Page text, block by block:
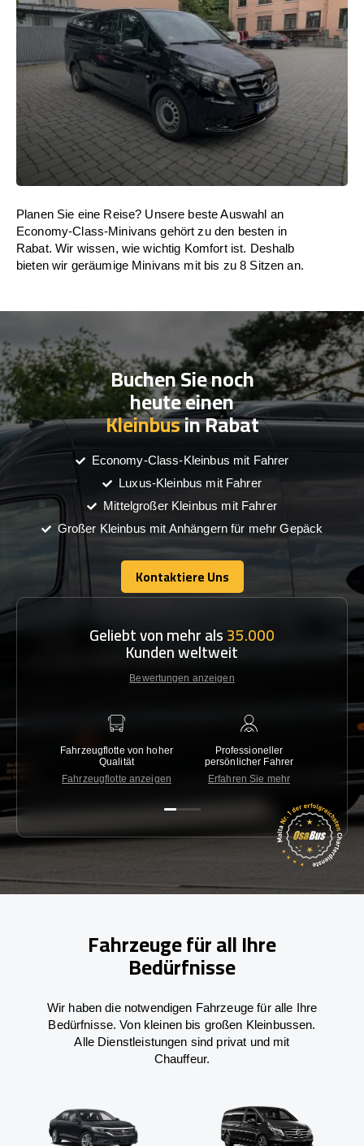
Planen Sie eine Reise? Unsere beste Auswahl an
Economy-Class-Minivans gehört zu den besten in
Rabat. Wir wissen, wie wichtig Komfort ist. Deshalb
bieten wir geräumige Minivans mit bis zu 8 Sitzen an.
Buchen Sie noch
heute einen
Kleinbusin Rabat
Economy-Class-Kleinbus mit Fahrer
Luxus-Kleinbus mit Fahrer
Mittelgroßer Kleinbus mit Fahrer
Großer Kleinbus mit Anhängern für mehr Gepäck
Kontaktiere Uns
Kontaktiere Uns
Geliebt von mehr als35.000
Kunden weltweit
Bewertungen anzeigen
Fahrzeugflotte von hoher
Qualität
Fahrzeugflotte anzeigen
Professioneller
persönlicher Fahrer
Erfahren Sie mehr
Fahrzeuge für all Ihre
Bedürfnisse
Wir haben die notwendigen Fahrzeuge für alle Ihre
Bedürfnisse. Von kleinen bis großen Kleinbussen.
Alle Dienstleistungen sind privat und mit
Chauffeur.